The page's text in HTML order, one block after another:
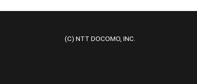
(C) NTT DOCOMO, INC.